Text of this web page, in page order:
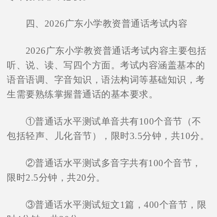
四、2026广东小学教资普通话考试内容
2026广东小学教资普通话考试内容主要包括
听、说、读、写四个方面。考试内容涵盖基本的
语音语调、字音知识，语法构词等基础知识，考
生需要熟练掌握普通话的基本要求。
①普通话水平测试单音共有100个音节（不
包括轻声、儿化音节），限时3.5分钟，共10分。
②普通话水平测试多音字共有100个音节，
限时2.5分钟，共20分。
③普通话水平测试短文1篇，400个音节，限